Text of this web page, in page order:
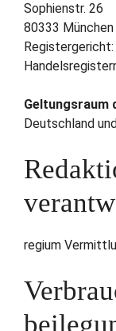
Sophienstr. 26
80333 München
Geltungsraum
Deutschland
regium